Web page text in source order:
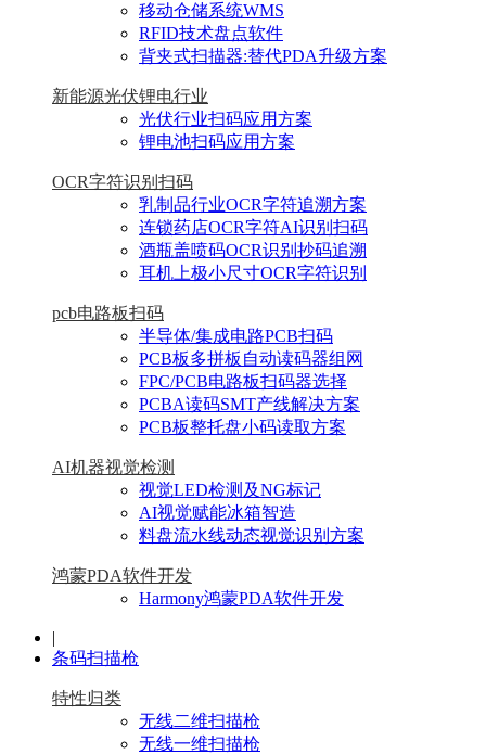
移动仓储系统WMS
RFID技术盘点软件
背夹式扫描器:替代PDA升级方案
新能源光伏锂电行业
光伏行业扫码应用方案
锂电池扫码应用方案
OCR字符识别扫码
乳制品行业OCR字符追溯方案
连锁药店OCR字符AI识别扫码
酒瓶盖喷码OCR识别抄码追溯
耳机上极小尺寸OCR字符识别
pcb电路板扫码
半导体/集成电路PCB扫码
PCB板多拼板自动读码器组网
FPC/PCB电路板扫码器选择
PCBA读码SMT产线解决方案
PCB板整托盘小码读取方案
AI机器视觉检测
视觉LED检测及NG标记
AI视觉赋能冰箱智造
料盘流水线动态视觉识别方案
鸿蒙PDA软件开发
Harmony鸿蒙PDA软件开发
|
条码扫描枪
特性归类
无线二维扫描枪
无线一维扫描枪